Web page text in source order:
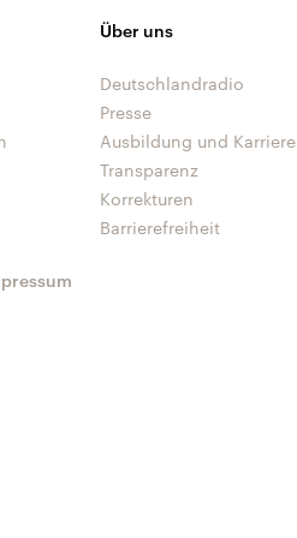
Über uns
Deutschlandradio
Presse
Ausbildung und Karriere
Transparenz
Korrekturen
Barrierefreiheit